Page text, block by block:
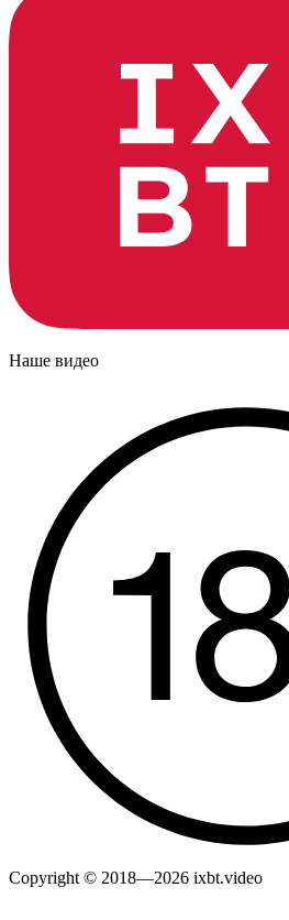
Наше видео
Copyright © 2018—2026 ixbt.video